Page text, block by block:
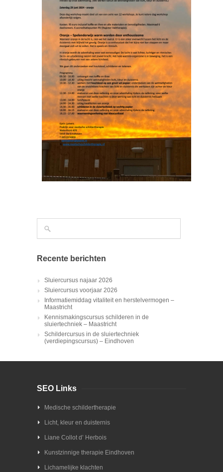
Recente berichten
Sluiercursus najaar 2026
Sluiercursus voorjaar 2026
Informatiemiddag vitaliteit en herstelvermogen –
Maastricht
Kennismakingscursus schilderen in de
sluiertechniek – Maastricht
Schildercursus in de sluiertechniek
(verdiepingscursus) – Eindhoven
SEO Links
Medische schildertherapie
Licht, kleur en duisternis
Liane Collot d’ Herbois
Kunstzinnige therapie Eindhoven
Lichamelijke klachten